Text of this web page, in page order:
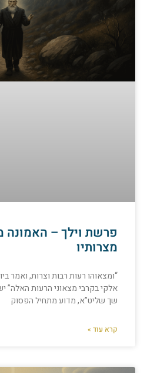
פרשת וילך –
מצרותיו
“ומצאוהו רעות רבות וצרות, ואמר
אלקי בקרבי מצאוני הרעות האלה”
שך שליט”א, מדוע מתחיל הפסוק
קרא עוד »